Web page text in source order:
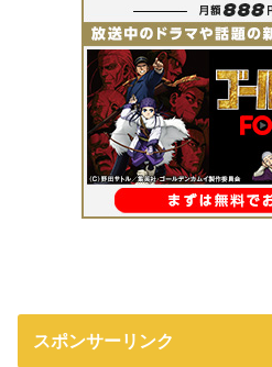
スポンサーリンク